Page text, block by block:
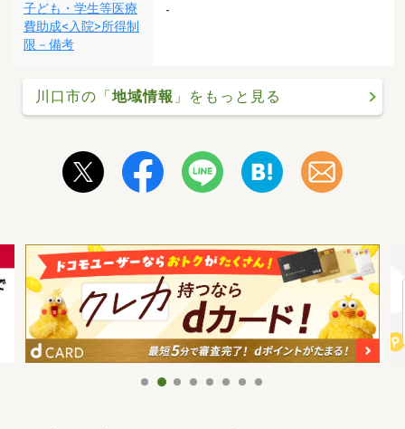
子ども・学生等医療
費助成<入院>所得制
限－備考
-
川口市の「地域情報 」をもっと見る